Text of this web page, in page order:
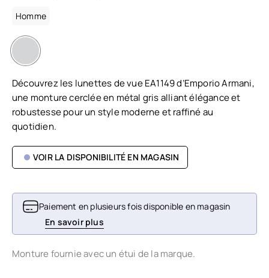
Homme
Découvrez les lunettes de vue EA1149 d’Emporio Armani,
une monture cerclée en métal gris alliant élégance et
robustesse pour un style moderne et raffiné au
quotidien.
VOIR LA DISPONIBILITÉ EN MAGASIN
Paiement en plusieurs fois disponible en magasin
En savoir plus
Monture fournie avec un étui de la marque.